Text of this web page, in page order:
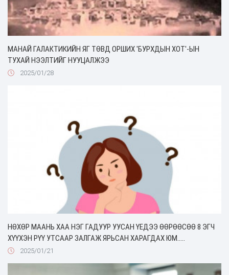
МАНАЙ ГАЛАКТИКИЙН ЯГ ТӨВД ОРШИХ 'БУРХДЫН ХОТ'-ЫН
ТУХАЙ НЭЭЛТИЙГ НУУЦАЛЖЭЭ
2025/01/28
НӨХӨР МААНЬ ХАА НЭГ ГАДУУР УУСАН ҮЕДЭЭ ӨӨРӨӨСӨӨ 8 ЭГЧ
ХҮҮХЭН РҮҮ УТСААР ЗАЛГАЖ ЯРЬСАН ХАРАГДАХ ЮМ.....
2025/01/21